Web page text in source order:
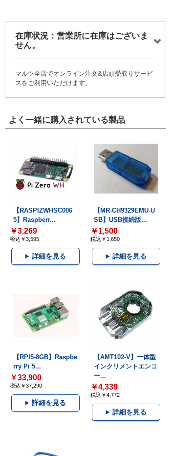
在庫状況：営業所に在庫はございま
せん。
マルツ全店でオンライン注文&店頭受取りサービ
スをご利用いただけます。
よく一緒に購入されている製品
【RASPIZWHSC006
5】Raspberr...
￥3,269
税込￥3,595
詳細を見る
【MR-CH9329EMU-U
SB】USB接続版...
￥1,500
税込￥1,650
詳細を見る
【RPI5-8GB】Raspbe
rry Pi 5...
￥33,900
税込￥37,290
詳細を見る
【AMT102-V】一体型
インクリメントエンコ
ー...
￥4,339
税込￥4,772
詳細を見る